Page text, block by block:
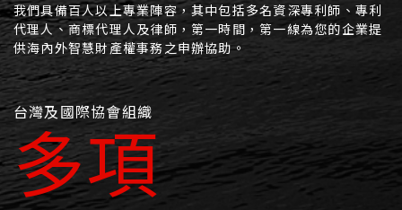
我們具備百人以上專業陣容，其中包括多名資深專利師、專利
代理人、商標代理人及律師，第一時間，第一線為您的企業提
供海內外智慧財產權事務之申辦協助。
台灣及國際協會組織
多項